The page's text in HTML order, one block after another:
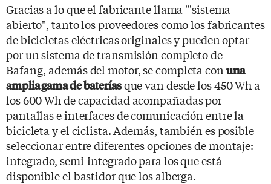
Gracias a lo que el fabricante llama "'sistema
abierto", tanto los proveedores como los fabricantes
de bicicletas eléctricas originales y pueden optar
por un sistema de transmisión completo de
Bafang, además del motor, se completa con una
amplia gama de bateríasque van desde los 450 Wh a
los 600 Wh de capacidad acompañadas por
pantallas e interfaces de comunicación entre la
bicicleta y el ciclista. Además, también es posible
seleccionar entre diferentes opciones de montaje:
integrado, semi-integrado para los que está
disponible el bastidor que los alberga.